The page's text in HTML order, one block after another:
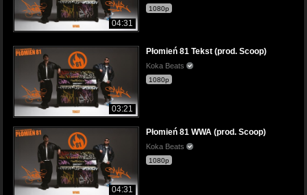
04:31
1080p
03:21
Płomień 81 Tekst (prod. Scoop)
Koka Beats
1080p
04:31
Płomień 81 WWA (prod. Scoop)
Koka Beats
1080p